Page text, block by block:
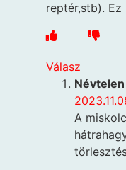
reptér,stb).
Válasz
Névtelen
A